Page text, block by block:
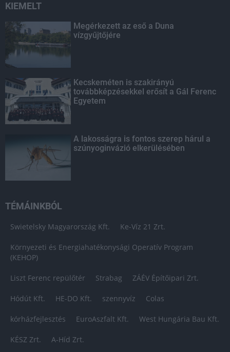
KIEMELT
Megérkezett az eső a Duna
vízgyűjtőjére
Kecskeméten is szakirányú
továbbképzésekkel erősít a Gál Ferenc
Egyetem
A lakosságra is fontos szerep hárul a
szúnyoginvázió elkerülésében
TÉMÁINKBÓL
Swietelsky Magyarország Kft. Ke-Víz 21 Zrt.
Környezeti és Energiahatékonysági Operatív Program
(KEHOP)
Liszt Ferenc repülőtér Strabag ZÁÉV Építőipari Zrt.
Hódút Kft. HE-DO Kft. szennyvíz Colas
kórházfejlesztés EuroAszfalt Kft. West Hungária Bau Kft.
KÉSZ Zrt. A-Híd Zrt.